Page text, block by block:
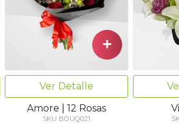
Ver Detalle
Amore | 12 Rosas
SKU BOUQ021